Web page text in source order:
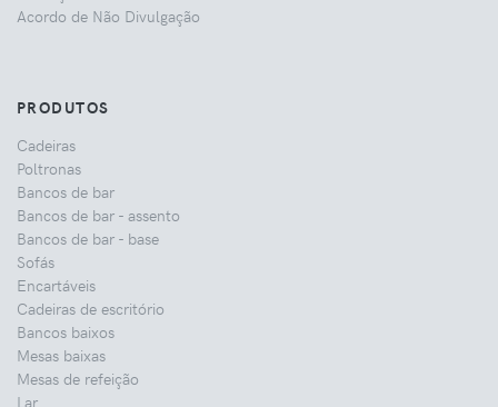
Acordo de Não Divulgação
PRODUTOS
Cadeiras
Poltronas
Bancos de bar
Bancos de bar - assento
Bancos de bar - base
Sofás
Encartáveis
Cadeiras de escritório
Bancos baixos
Mesas baixas
Mesas de refeição
Lar